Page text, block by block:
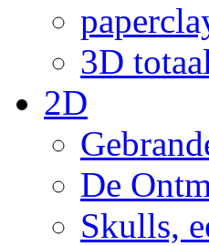
3D
2D
De
Skulls,